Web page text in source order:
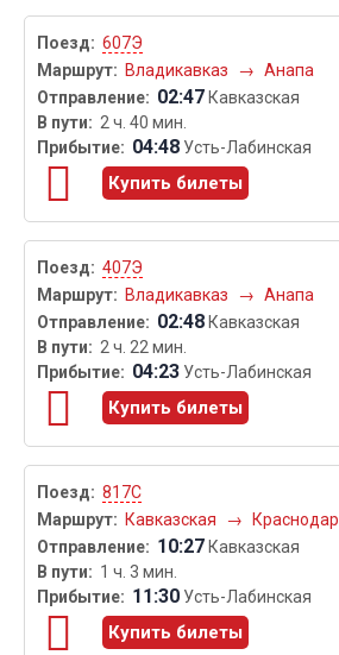
607Э
Владикавказ
→ Анапа
02:47 Кавказская
2 ч. 40 мин.
04:48 Усть-Лабинская
Купить билеты
407Э
Владикавказ
→ Анапа
02:48 Кавказская
2 ч. 22 мин.
04:23 Усть-Лабинская
Купить билеты
817С
Кавказская
→ Краснодар
10:27 Кавказская
1 ч. 3 мин.
11:30 Усть-Лабинская
Купить билеты